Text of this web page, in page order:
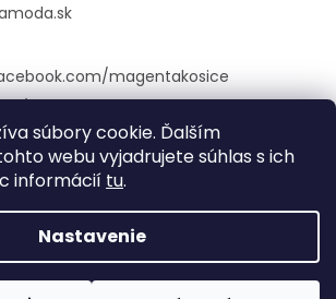
súbory cookie. Ďalším
webu vyjadrujete súhlas s ich
informácií tu.
Nastavenie
magentakosice
MAGENTAMODA. Všetky práva